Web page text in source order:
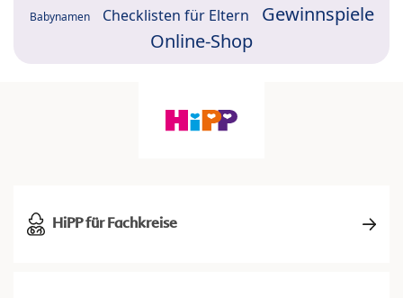
Babynamen Checklisten für Eltern
Gewinnspiele
Online-Shop
HiPP für Fachkreise